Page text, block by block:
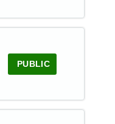
PUBLIC